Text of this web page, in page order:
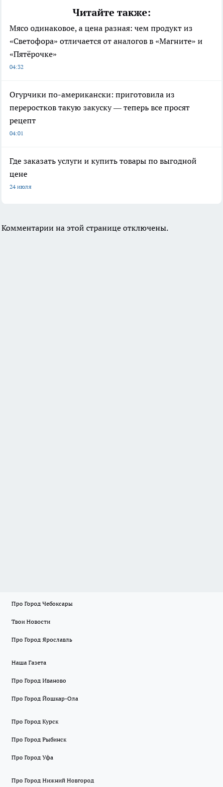
Читайте также:
Мясо одинаковое, а цена разная: чем продукт из
«Светофора» отличается от аналогов в «Магните» и
«Пятёрочке»
04:32
Огурчики по-американски: приготовила из
переростков такую закуску — теперь все просят
рецепт
04:01
Где заказать услуги и купить товары по выгодной
цене
24 июля
Комментарии на этой странице отключены.
Про Город Чебоксары
Твои Новости
Про Город Ярославль
Наша Газета
Про Город Иваново
Про Город Йошкар-Ола
Про Город Курск
Про Город Рыбинск
Про Город Уфа
Про Город Нижний Новгород